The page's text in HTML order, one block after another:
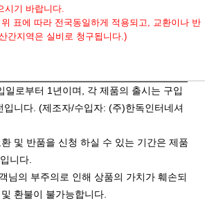
시기 바랍니다.
표에 따라 전국동일하게 적용되고, 교환이나 반
간지역은 실비로 청구됩니다.)
일로부터 1년이며, 각 제품의 출시는 구입
입니다. (제조자/수입자: (주)한독인터네셔
및 반품을 신청 하실 수 있는 기간은 제품
니다.
님의 부주의로 인해 상품의 가치가 훼손되
환불이 불가능합니다.